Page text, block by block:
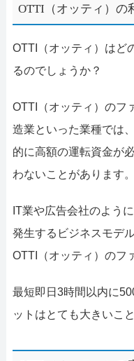
OTTI（オッティ）の
OTTI（オッティ）はど
るのでしょうか？
OTTI（オッティ）のフ
造業といった業種では
的に高額の運転資金が
わないことがあります。
IT業や広告会社のよう
発生するビジネスモデ
OTTI（オッティ）のフ
最短即日3時間以内に
ットはとても大きいこ